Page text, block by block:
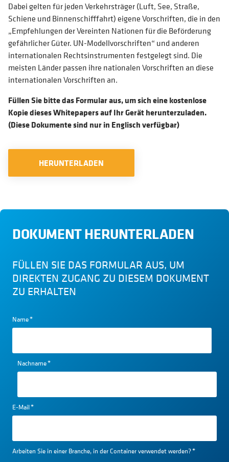
Dabei gelten für jeden Verkehrsträger (Luft, See, Straße,
Schiene und Binnenschifffahrt) eigene Vorschriften, die in den
„Empfehlungen der Vereinten Nationen für die Beförderung
gefährlicher Güter. UN-Modellvorschriften“ und anderen
internationalen Rechtsinstrumenten festgelegt sind. Die
meisten Länder passen ihre nationalen Vorschriften an diese
internationalen Vorschriften an.
Füllen Sie bitte das Formular aus, um sich eine kostenlose
Kopie dieses Whitepapers auf Ihr Gerät herunterzuladen.
(Diese Dokumente sind nur in Englisch verfügbar)
HERUNTERLADEN
DOKUMENT HERUNTERLADEN
FÜLLEN SIE DAS FORMULAR AUS, UM
DIREKTEN ZUGANG ZU DIESEM DOKUMENT
ZU ERHALTEN
Name*
Nachname*
E-Mail*
Arbeiten Sie in einer Branche, in der Container verwendet werden?*